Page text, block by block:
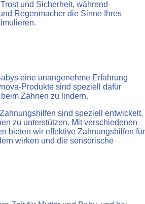
und Sicherheit, während
Regenmacher die Sinne Ihres
eine unangenehme Erfahrung
Produkte sind speziell dafür
Zahnen zu lindern.
sind speziell entwickelt,
zu unterstützen. Mit verschiedenen
bieten wir effektive Zahnungshilfen für
wirken und die sensorische